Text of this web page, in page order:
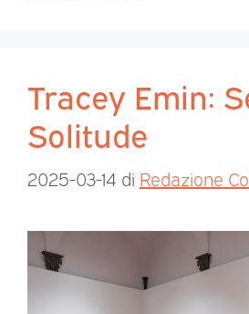
Tracey Emin:
Solitude
2025-03-14 di Redazione